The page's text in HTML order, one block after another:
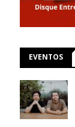
EVENTOS